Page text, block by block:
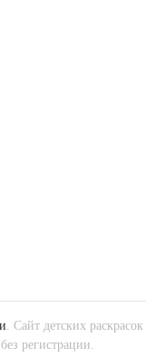
. Сайт детских раскрасок
регистрации.